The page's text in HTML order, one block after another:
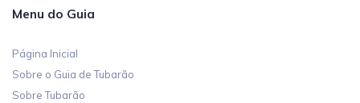
Menu do Guia
Página Inicial
Sobre o Guia de Tubarão
Sobre Tubarão